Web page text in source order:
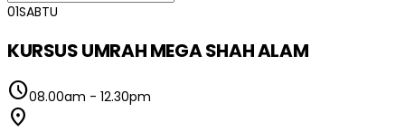
01SABTU
KURSUS UMRAH MEGA SHAH ALAM
schedule08.00am - 12.30pm
location_on